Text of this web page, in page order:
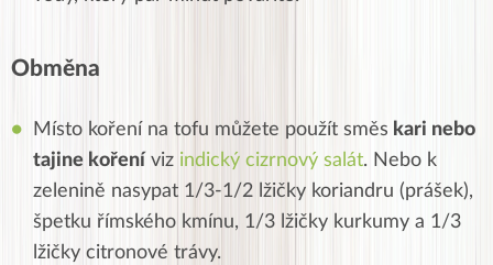
Obměna
Místo koření na tofu můžete použít směs kari nebo
tajine koření viz indický cizrnový salát. Nebo k
zelenině nasypat 1/3-1/2 lžičky koriandru (prášek),
špetku římského kmínu, 1/3 lžičky kurkumy a 1/3
lžičky citronové trávy.